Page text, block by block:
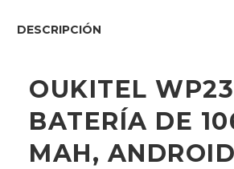
DESCRIPCIÓN
OUKITEL
BATERÍA DE
MAH,